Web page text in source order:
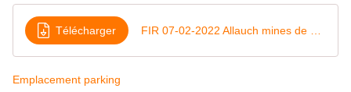
Télécharger
Emplacement parking